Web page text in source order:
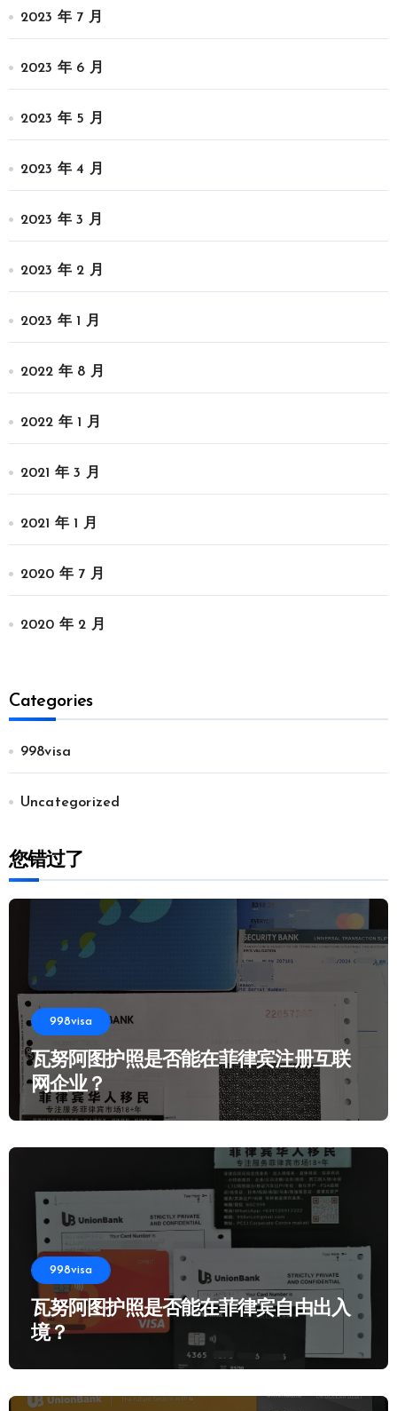
2023 年 7 月
2023 年 6 月
2023 年 5 月
2023 年 4 月
2023 年 3 月
2023 年 2 月
2023 年 1 月
2022 年 8 月
2022 年 1 月
2021 年 3 月
2021 年 1 月
2020 年 7 月
2020 年 2 月
Categories
998visa
Uncategorized
您错过了
998visa
瓦努阿图护照是否能在菲律宾注册互联
网企业？
998visa
瓦努阿图护照是否能在菲律宾自由出入
境？